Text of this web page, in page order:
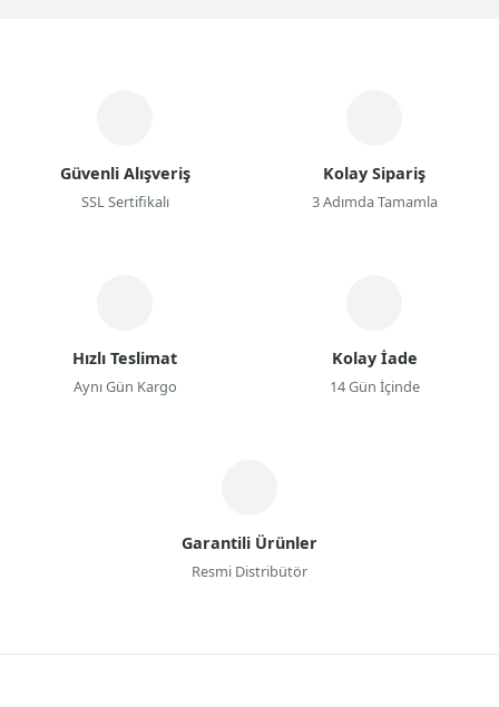
Güvenli Alışveriş
SSL Sertifikalı
Kolay Sipariş
3 Adımda Tamamla
Hızlı Teslimat
Aynı Gün Kargo
Kolay İade
14 Gün İçinde
Garantili Ürünler
Resmi Distribütör